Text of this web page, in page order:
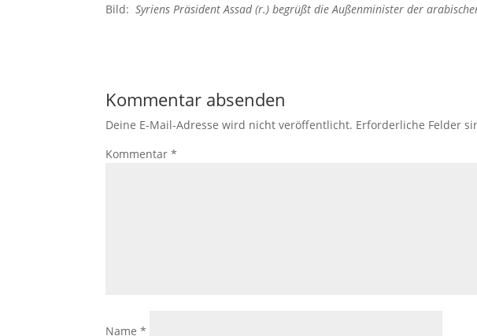
Bild: Syriens Präsident Assad (r.) begrüßt die Außenminister der
Kommentar absenden
Deine E-Mail-Adresse wird nicht veröffentlicht. Erforderliche Felder
Kommentar*
Name*